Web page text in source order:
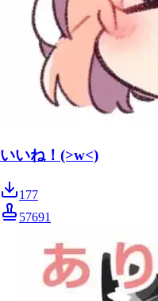
いいね！(>w<)
177
57691